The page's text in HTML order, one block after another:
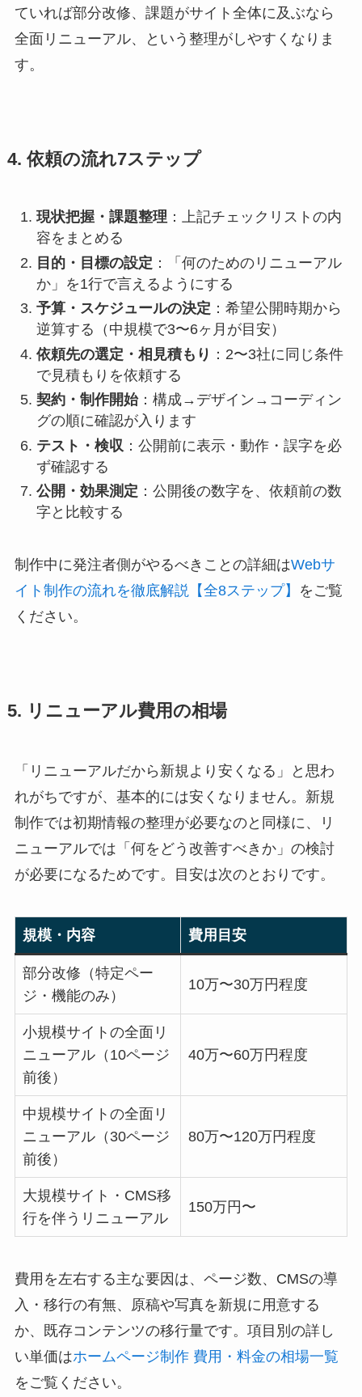
ていれば部分改修、課題がサイト全体に及ぶなら
全面リニューアル、という整理がしやすくなりま
す。
4. 依頼の流れ7ステップ
現状把握・課題整理 ：上記チェックリストの内
容をまとめる
目的・目標の設定 ：「何のためのリニューアル
か」を1行で言えるようにする
予算・スケジュールの決定 ：希望公開時期から
逆算する（中規模で3〜6ヶ月が目安）
依頼先の選定・相見積もり ：2〜3社に同じ条件
で見積もりを依頼する
契約・制作開始：構成→デザイン→コーディン
グの順に確認が入ります
テスト・検収 ：公開前に表示・動作・誤字を必
ず確認する
公開・効果測定 ：公開後の数字を、依頼前の数
字と比較する
制作中に発注者側がやるべきことの詳細はWebサ
イト制作の流れを徹底解説【全8ステップ】
をご覧
ください。
5. リニューアル費用の相場
「リニューアルだから新規より安くなる」と思わ
れがちですが、基本的には安くなりません。新規
制作では初期情報の整理が必要なのと同様に、リ
ニューアルでは「何をどう改善すべきか」の検討
が必要になるためです。目安は次のとおりです。
規模・内容 費用目安
部分改修（特定ペー
ジ・機能のみ）
10万〜30万円程度
小規模サイトの全面リ
ニューアル（10ページ
前後）
40万〜60万円程度
中規模サイトの全面リ
ニューアル（30ページ
前後）
80万〜120万円程度
大規模サイト・CMS移
行を伴うリニューアル
150万円〜
費用を左右する主な要因は、ページ数、CMSの導
入・移行の有無、原稿や写真を新規に用意する
か、既存コンテンツの移行量です。項目別の詳し
い単価はホームページ制作 費用・料金の相場一覧
をご覧ください。